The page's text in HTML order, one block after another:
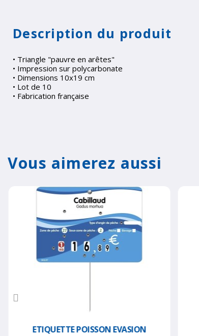
Description du produit
• Triangle "pauvre en arêtes"
• Impression sur polycarbonate
• Dimensions 10x19 cm
• Lot de 10
• Fabrication française
Vous aimerez aussi
ETIQUETTE POISSON EVASION